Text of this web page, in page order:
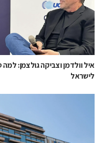
איל וולדמן וצביקה גולצמן:
לישראל